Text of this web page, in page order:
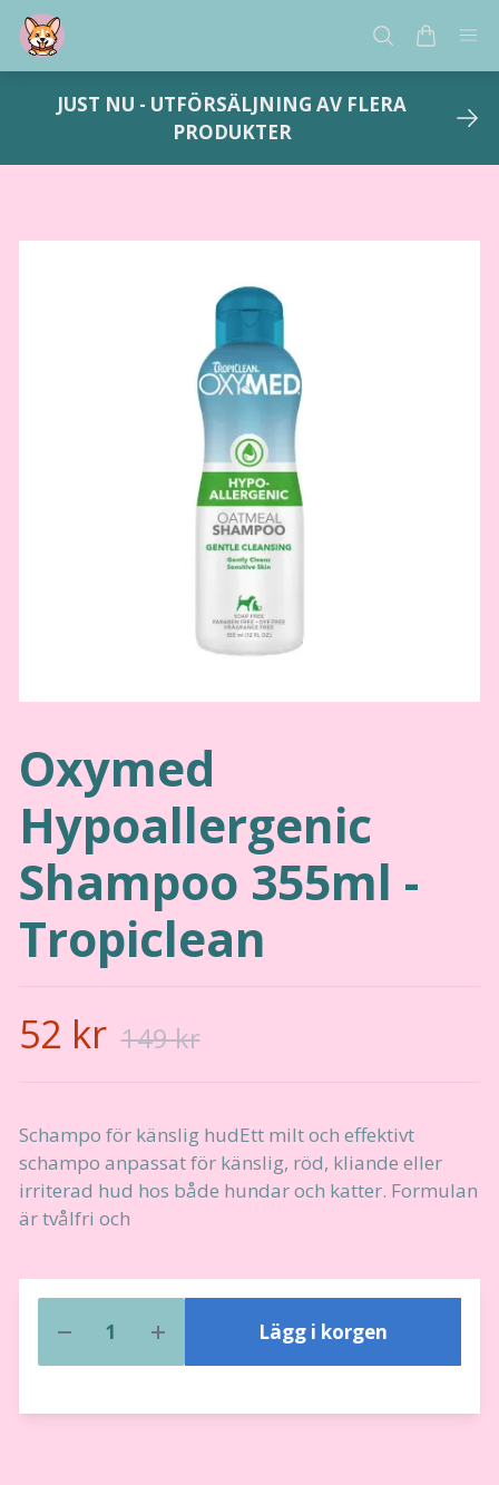
JUST NU - UTFÖRSÄLJNING AV FLERA
PRODUKTER
Oxymed
Hypoallergenic
Shampoo 355ml -
Tropiclean
52 kr 149 kr
Schampo för känslig hudEtt milt och effektivt
schampo anpassat för känslig, röd, kliande eller
irriterad hud hos både hundar och katter. Formulan
är tvålfri och
Lägg i korgen